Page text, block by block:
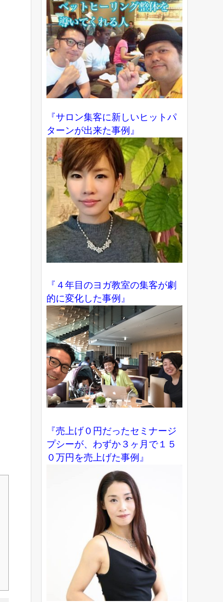
『サロン集客に新しいヒットパ
ターンが出来た事例』
『４年目のヨガ教室の集客が劇
的に変化した事例』
『売上げ０円だったセミナージ
プシーが、わずか３ヶ月で１５
０万円を売上げた事例』